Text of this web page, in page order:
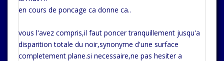
en cours de poncage ca donne ca..
vous l'avez compris,il faut poncer tranquillement jusqu'a
disparition totale du noir,synonyme d'une surface
completement plane.si necessaire,ne pas hesiter a